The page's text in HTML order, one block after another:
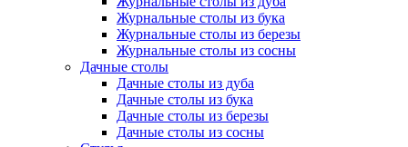
Журнальные столы из бука
Журнальные столы из березы
Журнальные столы из сосны
Дачные столы
Дачные столы из дуба
Дачные столы из бука
Дачные столы из березы
Дачные столы из сосны